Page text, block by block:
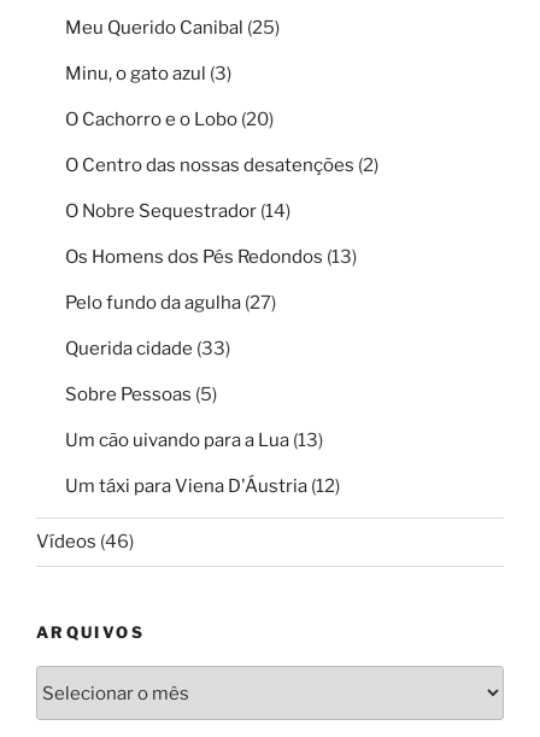
Meu Querido Canibal (25)
Minu, o gato azul (3)
O Cachorro e o Lobo (20)
O Centro das nossas desatenções (2)
O Nobre Sequestrador (14)
Os Homens dos Pés Redondos (13)
Pelo fundo da agulha (27)
Querida cidade (33)
Sobre Pessoas (5)
Um cão uivando para a Lua (13)
Um táxi para Viena D'Áustria (12)
Vídeos (46)
ARQUIVOS